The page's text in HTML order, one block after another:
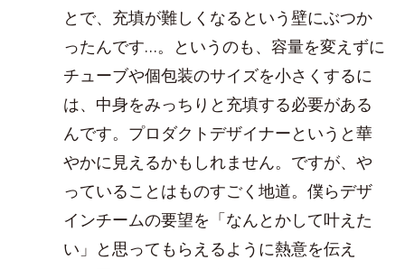
とで、充填が難しくなるという壁にぶつか
ったんです…。というのも、容量を変えずに
チューブや個包装のサイズを小さくするに
は、中身をみっちりと充填する必要がある
んです。プロダクトデザイナーというと華
やかに見えるかもしれません。ですが、や
っていることはものすごく地道。僕らデザ
インチームの要望を「なんとかして叶えた
い」と思ってもらえるように熱意を伝え